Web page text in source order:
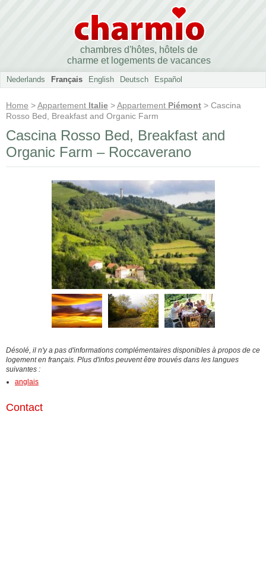
chambres d'hôtes, hôtels de
charme et logements de vacances
Nederlands Français English Deutsch Español
Home >Appartement Italie >Appartement Piémont > Cascina
Rosso Bed, Breakfast and Organic Farm
Cascina Rosso Bed, Breakfast and
Organic Farm – Roccaverano
Désolé, il n'y a pas d'informations complémentaires disponibles à propos de ce
logement en français. Plus d'infos peuvent être trouvés dans les langues
suivantes :
anglais
Contact